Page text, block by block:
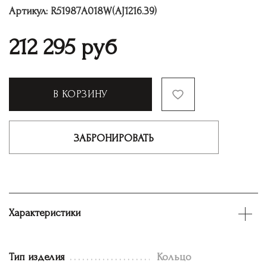
Артикул: R51987A018W(AJ1216.39)
212 295 руб
В КОРЗИНУ
ЗАБРОНИРОВАТЬ
Характеристики
Тип изделия Кольцо